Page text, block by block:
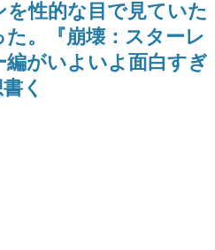
ターの方々に製作時のエピソードをお
企画（ゲーム）とは何か？を探ってい
いけない。『赫本』は、〈試験問題〉
界生活』オットー役、『ヒプノ
シスマイク』山田三郎役など
性的な目で見ていた
。『崩壊：スターレ
がいよいよ面白すぎ
く